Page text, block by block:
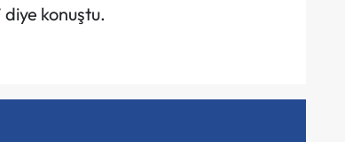
diye konuştu.